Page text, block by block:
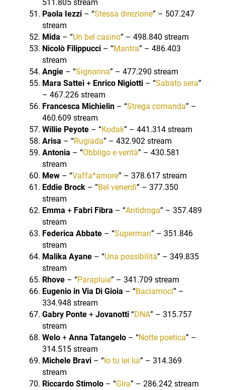
511.805 stream
Paola Iezzi– “Stessa direzione” – 507.247
stream
Mida – “Un bel casino” – 498.840 stream
Nicolò Filippucci – “Mantra” – 486.403
stream
Angie– “Signorina” – 477.290 stream
Mara Sattei + Enrico Nigiotti– “Sabato sera”
– 467.226 stream
Francesca Michielin– “Strega comanda” –
460.609 stream
Willie Peyote– “Kodak” – 441.314 stream
Arisa – “Rugiada” – 432.902 stream
Antonia – “Obbligo e verità” – 430.581
stream
Mew– “Vaffa*amore” – 378.617 stream
Eddie Brock– “Bel venerdì” – 377.350
stream
Emma +Fabri Fibra – “Antidroga” – 357.489
stream
Federica Abbate– “Superman” – 351.846
stream
Malika Ayane– “Una possibilità” – 349.835
stream
Rhove– “Parapluie” – 341.709 stream
Eugenio in Via Di Gioia – “Baciamoci” –
334.948 stream
Gabry Ponte+ Jovanotti“DNA” – 315.757
stream
Welo+ Anna Tatangelo– “Notte poetica” –
314.515 stream
Michele Bravi – “Io tu lei lui” – 314.369
stream
Riccardo Stimolo – “Gira” – 286.242 stream